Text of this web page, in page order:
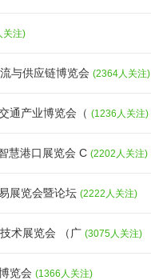
关注)
与供应链博览会 (2364人关注)
通产业博览会（ (1236人关注)
慧港口展览会 C (2202人关注)
展览会暨论坛 (2222人关注)
术展览会 （广 (3075人关注)
览会 (1366人关注)